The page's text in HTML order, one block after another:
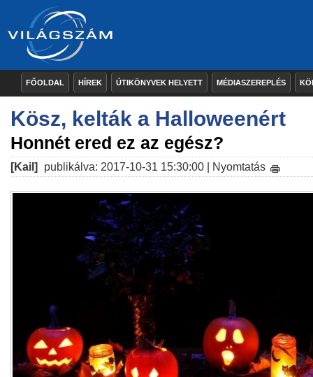
FŐOLDAL HÍREK ÚTIKÖNYVEK HELYETT MÉDIASZEREPLÉS
Kösz, kelták a Halloweenért
Honnét ered ez az egész?
[Kail] publikálva: 2017-10-31 15:30:00 | Nyomtatás